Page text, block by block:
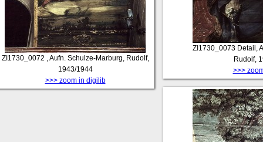
ZI1730_0072 , Aufn. Schulze-Marburg, Rudolf,
1943/1944
>>> zoom in digilib
ZI1730_0073 Detail,
Rudolf,
>>>